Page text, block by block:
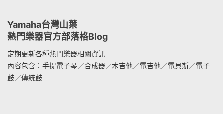
Yamaha台灣山葉
熱門樂器官方部落格Blog
定期更新各種熱門樂器相關資訊
內容包含：手提電子琴／合成器／木吉他／電吉他／電貝斯／電子
鼓／傳統鼓